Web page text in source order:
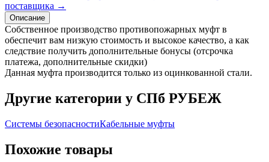
поставщика →
Описание
Собственное производство противопожарных муфт в
обеспечит вам низкую стоимость и высокое качество, а как
следствие получить дополнительные бонусы (отсрочка
платежа, дополнительные скидки)
Данная муфта производится только из оцинкованной стали.
Другие категории у СПб РУБЕЖ
Системы безопасностиКабельные муфты
Похожие товары